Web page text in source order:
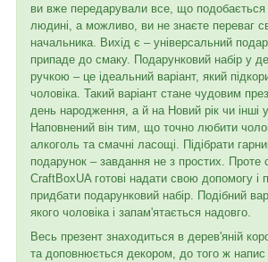
ви вже передарували все, що подобається
людині, а можливо, ви не знаєте переваг
начальника. Вихід є – універсальний
припаде до смаку. Подарунковий набір у
ручкою – це ідеальний варіант, який
чоловіка. Такий варіант стане чудовим
день народження, а й на Новий рік чи інші
Наповнений він тим, що точно любити
алкоголь та смачні ласощі. Підібрати
подарунок – завдання не з простих. Проте
CraftBoxUA готові надати свою допомогу і
придбати подарунковий набір. Подібний
якого чоловіка і запам'ятається надовго.
Весь презент знаходиться в дерев'яній
та доповнюється декором, до того ж напис